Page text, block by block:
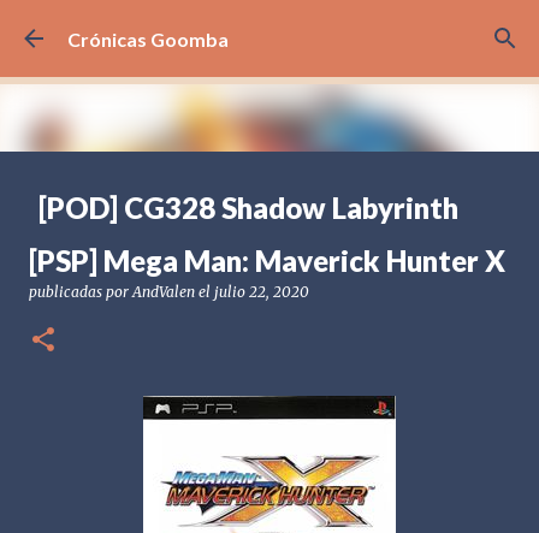
Ir al contenido principal
Crónicas Goomba
[POD] CG328 Shadow Labyrinth
[PS5] PLAYSTATION 5
[PSP] Mega Man: Maverick Hunter X
publicadas porAndValen el julio 22, 2020